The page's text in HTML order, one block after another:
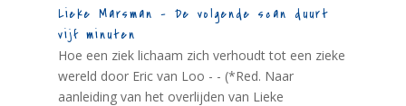
Lieke Marsman – De volgende scan duurt
vijf minuten
Hoe een ziek lichaam zich verhoudt tot een zieke
wereld door Eric van Loo - - (*Red. Naar
aanleiding van het overlijden van Lieke